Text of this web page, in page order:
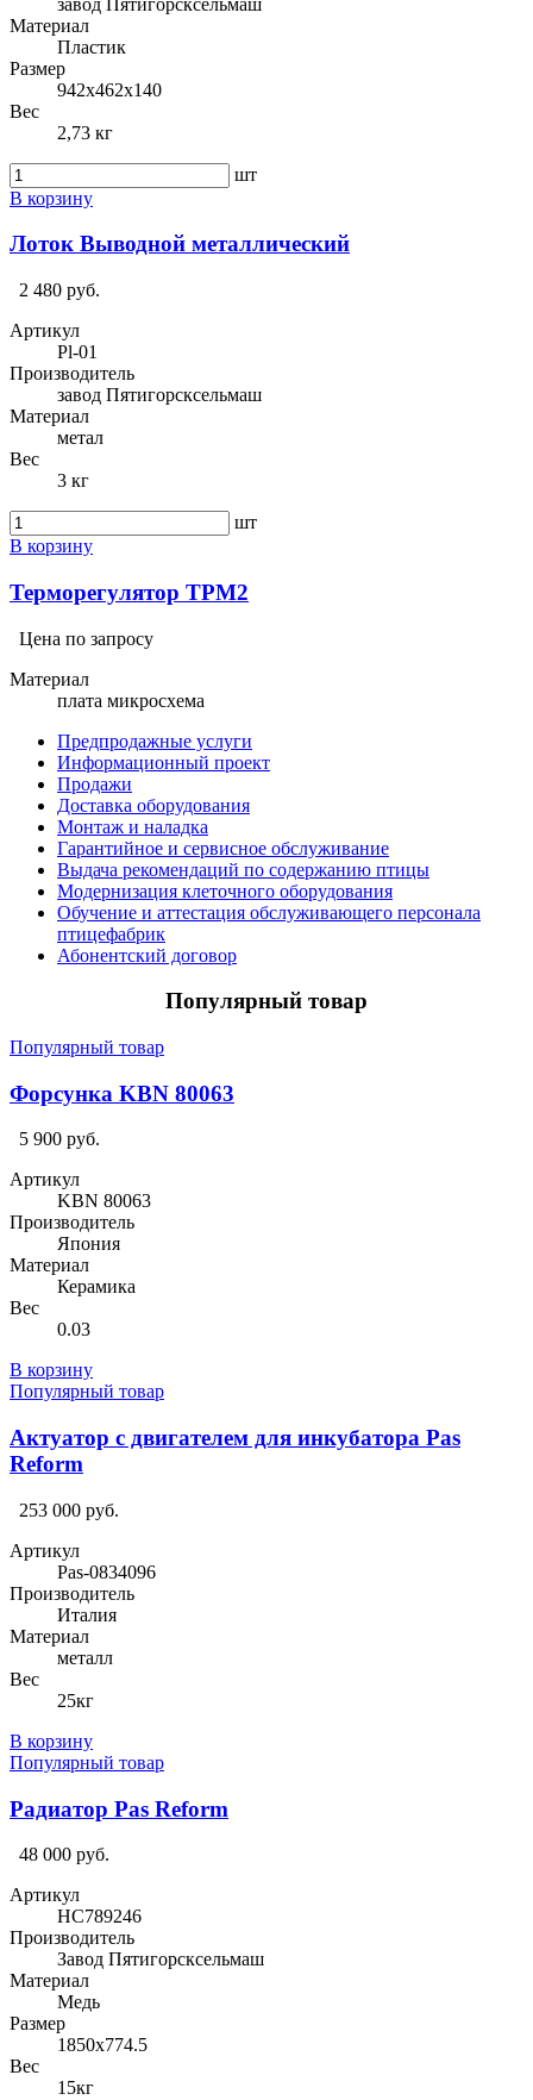
Материал
Пластик
Размер
942х462х140
Вес
2,73 кг
шт
В корзину
Лоток Выводной металлический
2 480 руб.
Артикул
Pl-01
Производитель
завод Пятигорсксельмаш
Материал
метал
Вес
3 кг
шт
В корзину
Терморегулятор ТРМ2
Цена по запросу
Материал
плата микросхема
Предпродажные услуги
Информационный проект
Продажи
Доставка оборудования
Монтаж и наладка
Гарантийное и сервисное обслуживание
Выдача рекомендаций по содержанию птицы
Модернизация клеточного оборудования
Обучение и аттестация обслуживающего персонала
птицефабрик
Абонентский договор
Популярный товар
Популярный товар
Форсунка KBN 80063
5 900 руб.
Артикул
KBN 80063
Производитель
Япония
Материал
Керамика
Вес
0.03
В корзину
Популярный товар
Актуатор с двигателем для инкубатора Pas
Reform
253 000 руб.
Артикул
Pas-0834096
Производитель
Италия
Материал
металл
Вес
25кг
В корзину
Популярный товар
Радиатор Pas Reform
48 000 руб.
Артикул
HC789246
Производитель
Завод Пятигорсксельмаш
Материал
Медь
Размер
1850х774.5
Вес
15кг